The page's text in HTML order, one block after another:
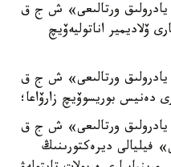
يادرولىق ورتالىعى» ش ج ق
ۆلاديمير اناتوليەۆيچ
يادرولىق ورتالىعى» ش ج ق
دەنيس بوريسوۆيچ زارۆاعا؛
يادرولىق ورتالىعى» ش ج ق
فيليالى ديرەكتورىنىڭ